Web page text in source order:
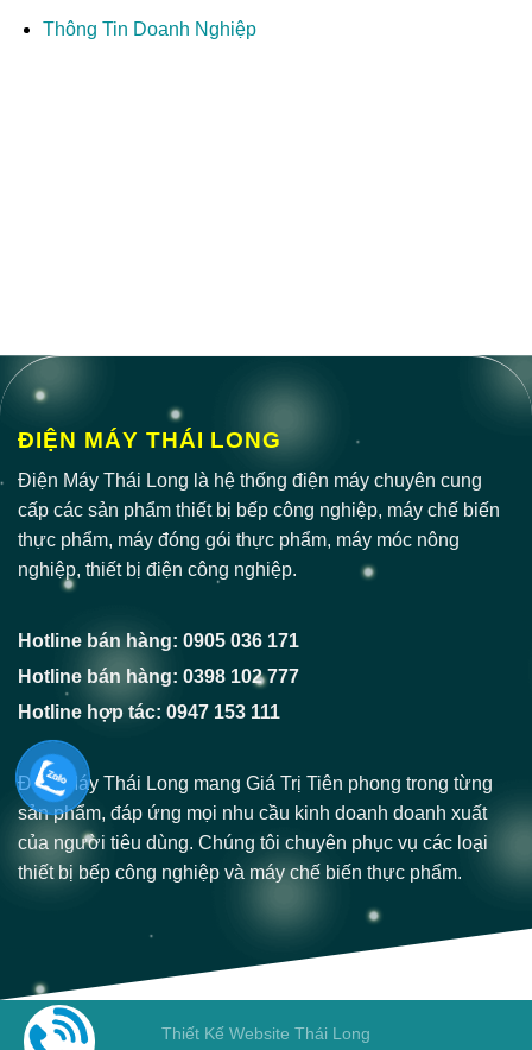
Thông Tin Doanh Nghiệp
ĐIỆN MÁY THÁI LONG
Điện Máy Thái Long là hệ thống điện máy chuyên cung
cấp các sản phẩm thiết bị bếp công nghiệp, máy chế biến
thực phẩm, máy đóng gói thực phẩm, máy móc nông
nghiệp, thiết bị điện công nghiệp.
Hotline bán hàng: 0905 036 171
Hotline bán hàng: 0398 102 777
Hotline hợp tác: 0947 153 111
Điện Máy Thái Long mang Giá Trị Tiên phong trong từng
sản phẩm, đáp ứng mọi nhu cầu kinh doanh doanh xuất
của người tiêu dùng. Chúng tôi chuyên phục vụ các loại
thiết bị bếp công nghiệp và máy chế biến thực phẩm.
Thiết Kế Website Thái Long